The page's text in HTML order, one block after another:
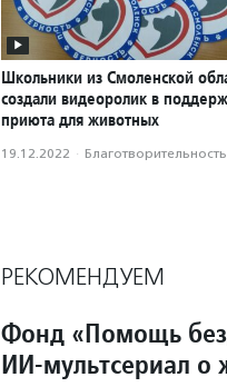
Школьники из Смоленской
создали видеоролик в
приюта для животных
19.12.2022 ·
РЕКОМЕНДУЕМ
Фонд «Помощь
ИИ‑мультсериал